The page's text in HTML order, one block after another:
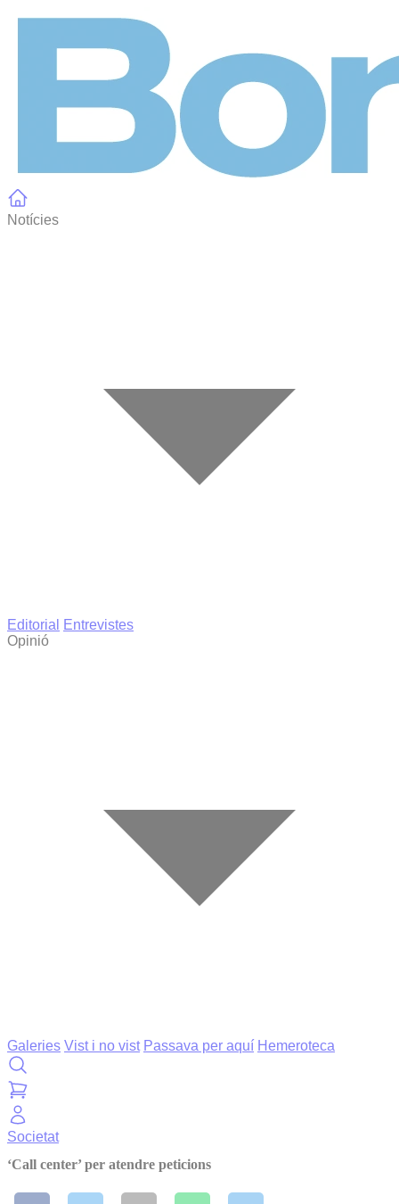
Notícies
Editorial
Entrevistes
Opinió
Galeries Vist i no vist Passava per aquí Hemeroteca
Societat
‘Call center’ per atendre peticions